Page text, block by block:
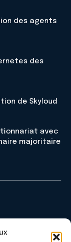
des agents
des
de Skyloud
avec
majoritaire